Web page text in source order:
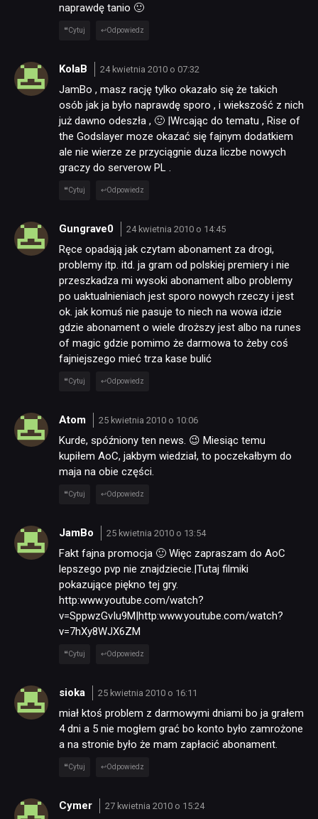
naprawdę tanio 🙂
Cytuj Odpowiedz
KolaB 24 kwietnia 2010 o 07:32
JamBo , masz rację tylko okazało się że takich
osób jak ja było naprawdę sporo , i wiekszość z nich
już dawno odeszła , 🙂 |Wrcając do tematu , Rise of
the Godslayer moze okazać się fajnym dodatkiem
ale nie wierze ze przyciągnie duza liczbe nowych
graczy do serverow PL .
Cytuj Odpowiedz
Gungrave0 24 kwietnia 2010 o 14:45
Ręce opadają jak czytam abonament za drogi,
problemy itp. itd. ja gram od polskiej premiery i nie
przeszkadza mi wysoki abonament albo problemy
po uaktualnieniach jest sporo nowych rzeczy i jest
ok. jak komuś nie pasuje to niech na wowa idzie
gdzie abonament o wiele droższy jest albo na runes
of magic gdzie pomimo że darmowa to żeby coś
fajniejszego mieć trza kase bulić
Cytuj Odpowiedz
Atom 25 kwietnia 2010 o 10:06
Kurde, spóźniony ten news. 😉 Miesiąc temu
kupiłem AoC, jakbym wiedział, to poczekałbym do
maja na obie części.
Cytuj Odpowiedz
JamBo 25 kwietnia 2010 o 13:54
Fakt fajna promocja 🙂 Więc zapraszam do AoC
lepszego pvp nie znajdziecie.|Tutaj filmiki
pokazujące piękno tej gry.
http:www.youtube.com/watch?
v=SppwzGvIu9M|http:www.youtube.com/watch?
v=7hXy8WJX6ZM
Cytuj Odpowiedz
sioka 25 kwietnia 2010 o 16:11
miał ktoś problem z darmowymi dniami bo ja grałem
4 dni a 5 nie mogłem grać bo konto było zamrożone
a na stronie było że mam zapłacić abonament.
Cytuj Odpowiedz
Cymer 27 kwietnia 2010 o 15:24